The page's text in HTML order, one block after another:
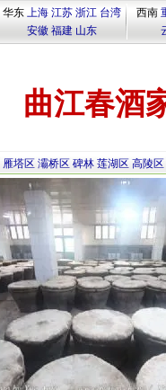
华东 上海 江苏 浙江 台湾
安徽 福建 山东
西南
曲江春酒
雁塔区 灞桥区 碑林 莲湖区 高陵区